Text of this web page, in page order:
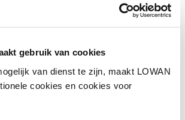
gebruik van cookies
van dienst te zijn, maakt LOWAN
cookies en cookies voor
Buddy Nieuwkomer hierdoor zelf
duidelijk zijn. Bij goed trainen in
toe. Zelfreflectie, zich
in een ander, zorgvuldige
het besef een rolmodel te zijn: het
die het zelfvertrouwen